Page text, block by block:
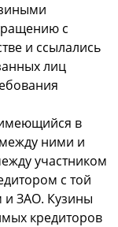
с
и ссылались
лиц
в
ними и
участником
с той
и ЗАО. Кузины
кредиторов